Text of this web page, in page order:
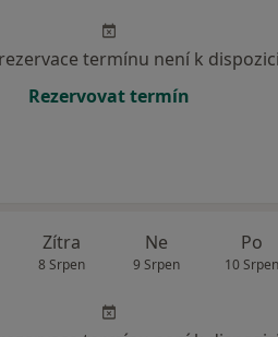
termínu není k dispozici
Rezervovat termín
Zítra
8 Srpen
Ne
9 Srpen
Po
10 Srpen